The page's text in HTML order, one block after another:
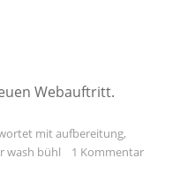
Webauftritt.
mit aufbereitung,
wash bühl 1 Kommentar